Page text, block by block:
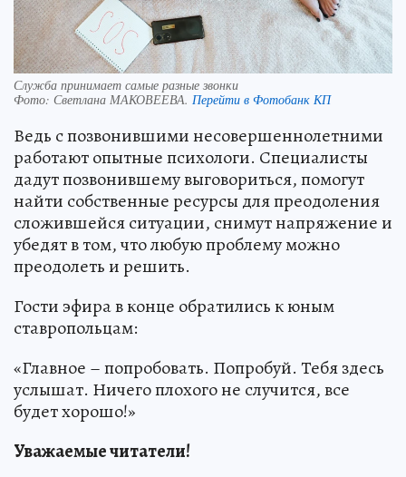
Служба принимает самые разные звонки
Фото: Светлана МАКОВЕЕВА. Перейти в Фотобанк КП
Ведь с позвонившими несовершеннолетними
работают опытные психологи. Специалисты
дадут позвонившему выговориться, помогут
найти собственные ресурсы для преодоления
сложившейся ситуации, снимут напряжение и
убедят в том, что любую проблему можно
преодолеть и решить.
Гости эфира в конце обратились к юным
ставропольцам:
«Главное – попробовать. Попробуй. Тебя здесь
услышат. Ничего плохого не случится, все
будет хорошо!»
Уважаемые читатели!